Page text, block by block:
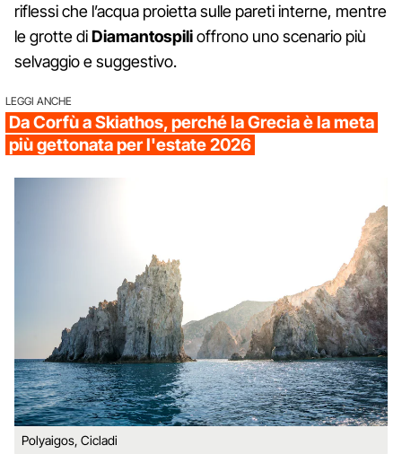
riflessi che l’acqua proietta sulle pareti interne, mentre
le grotte diDiamantospilioffrono uno scenario più
selvaggio e suggestivo.
LEGGI ANCHE
Da Corfù a Skiathos, perché la Grecia è la meta
più gettonata per l'estate 2026
Polyaigos, Cicladi